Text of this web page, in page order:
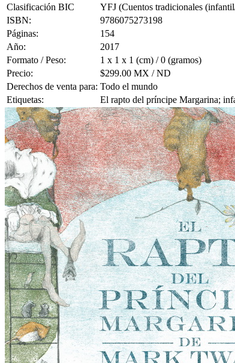
Clasificación BIC
YFJ (Cuentos tradicionales
ISBN:
9786075273198
Páginas:
154
Año:
2017
Formato / Peso:
1 x 1 x 1 (cm) / 0 (gramos)
Precio:
$299.00 MX / ND
Derechos de venta para: Todo el mundo
Etiquetas:
El rapto del príncipe Margarina;